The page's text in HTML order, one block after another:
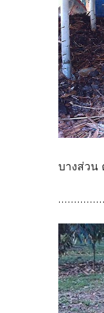
บางส่วน